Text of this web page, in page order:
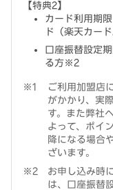
【特典2】
カード利用期
ド（楽天カー
口座振替設定
る方※2
ご利用加盟店
がかかり、実
す。また弊社
よって、ポイ
降になる場合
ざいます。
お申し込み時
は、口座振替